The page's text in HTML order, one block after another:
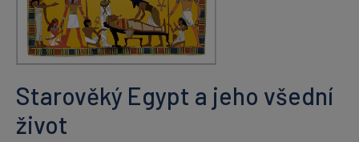
Starověký Egypt a jeho všední
život